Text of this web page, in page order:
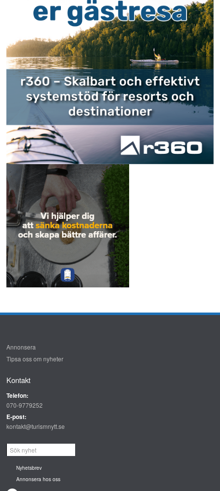
Annonsera
Tipsa oss om nyheter
Kontakt
Telefon:
070-9779252
E-post:
kontakt@turismnytt.se
Nyhetsbrev
Annonsera hos oss